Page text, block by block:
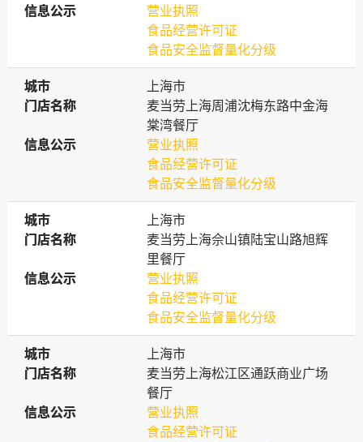
信息公示
信息公示
营业执照
食品经营许可证
食品安全监督量化分级
城市
城市
上海市
门店名称
门店名称
麦当劳上海周浦沈梅东路中金海
棠湾餐厅
信息公示
信息公示
营业执照
食品经营许可证
食品安全监督量化分级
城市
城市
上海市
门店名称
门店名称
麦当劳上海佘山镇陆宝山路旭辉
里餐厅
信息公示
信息公示
营业执照
食品经营许可证
食品安全监督量化分级
城市
城市
上海市
门店名称
门店名称
麦当劳上海松江区通跃商业广场
餐厅
信息公示
信息公示
营业执照
食品经营许可证